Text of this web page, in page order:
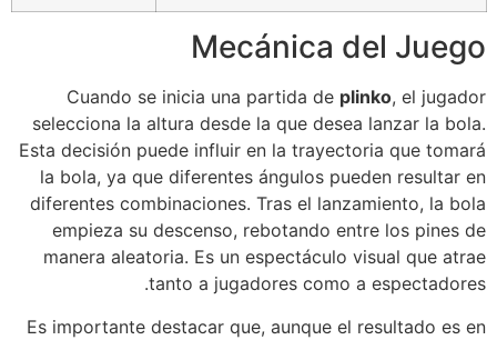
Mecánica del Juego
Cuando se inicia una partida de plinko, el jugador
selecciona la altura desde la que desea lanzar la bola.
Esta decisión puede influir en la trayectoria que tomará
la bola, ya que diferentes ángulos pueden resultar en
diferentes combinaciones. Tras el lanzamiento, la bola
empieza su descenso, rebotando entre los pines de
manera aleatoria. Es un espectáculo visual que atrae
tanto a jugadores como a espectadores.
Es importante destacar que, aunque el resultado es en